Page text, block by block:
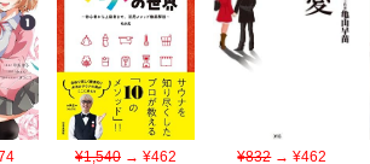
¥1,540→ ¥462 ¥832→ ¥462